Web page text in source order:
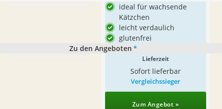
ideal für wachsende
Kätzchen
leicht verdaulich
glutenfrei
Zu den Angeboten *
Lieferzeit
Sofort lieferbar
Vergleichssieger
Zum Angebot »